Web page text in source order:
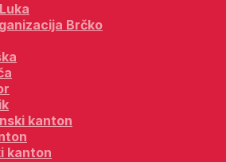
Brčko
kanton
kanton